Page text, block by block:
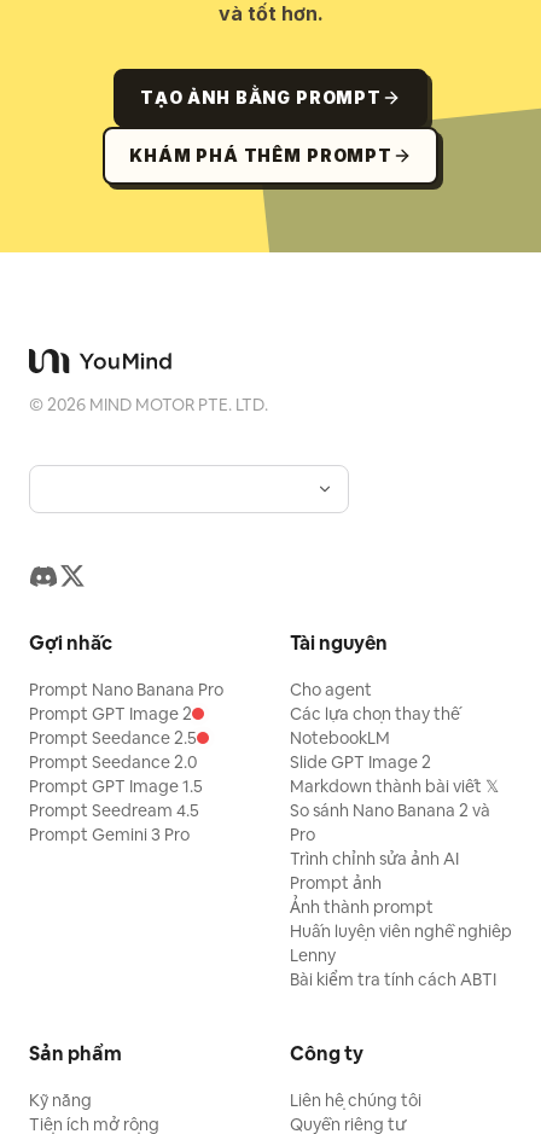
và tốt hơn.
TẠO ẢNH BẰNG PROMPT
KHÁM PHÁ THÊM PROMPT
©2026 MIND MOTOR PTE. LTD.
Gợi nhắc
Prompt Nano Banana Pro
Prompt GPT Image 2
Prompt Seedance 2.5
Prompt Seedance 2.0
Prompt GPT Image 1.5
Prompt Seedream 4.5
Prompt Gemini 3 Pro
Tài nguyên
Cho agent
Các lựa chọn thay thế
NotebookLM
Slide GPT Image 2
Markdown thành bài viết 𝕏
So sánh Nano Banana 2 và
Pro
Trình chỉnh sửa ảnh AI
Prompt ảnh
Ảnh thành prompt
Huấn luyện viên nghề nghiệp
Lenny
Bài kiểm tra tính cách ABTI
Sản phẩm
Kỹ năng
Tiện ích mở rộng
Công ty
Liên hệ chúng tôi
Quyền riêng tư